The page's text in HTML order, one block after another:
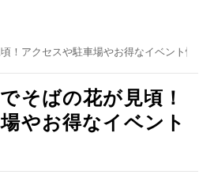
！アクセスや駐車場やお得なイベント情
そばの花が見頃！
やお得なイベント